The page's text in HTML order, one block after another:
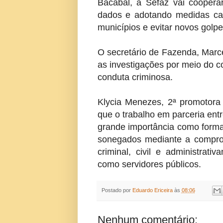
Bacabal, a Sefaz vai
dados e adotando medidas
municípios e evitar novos
O secretário de Fazenda,
as investigações por meio do
conduta criminosa.
Klycia Menezes, 2ª
que o trabalho em parceria
grande importância como
sonegados mediante a
criminal, civil e
como servidores públicos.
Postado por Eduardo Ericeira às 08:06
Nenhum comentário: